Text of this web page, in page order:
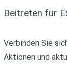
Beitreten für
Verbinden Sie
Aktionen und